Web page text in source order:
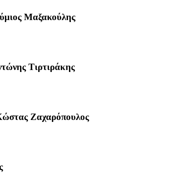
Μαξακούλης
Τιρτιράκης
Ζαχαρόπουλος